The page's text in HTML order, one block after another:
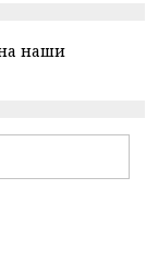
наши